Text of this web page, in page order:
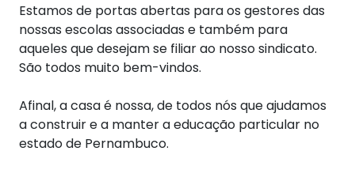
Estamos de portas abertas para os gestores das
nossas escolas associadas e também para
aqueles que desejam se filiar ao nosso sindicato.
São todos muito bem-vindos.
Afinal, a casa é nossa, de todos nós que ajudamos
a construir e a manter a educação particular no
estado de Pernambuco.